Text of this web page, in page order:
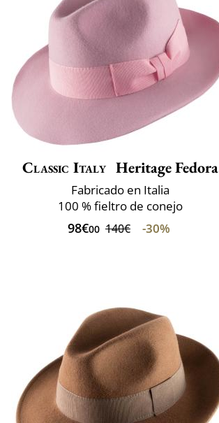
Classic Italy Heritage Fedora
Fabricado en Italia
100 % fieltro de conejo
98€00 140€ -30%